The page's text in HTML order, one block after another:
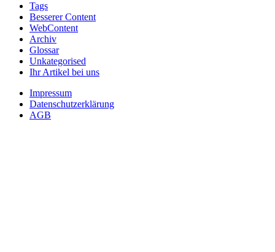
Tags
Besserer Content
WebContent
Archiv
Glossar
Unkategorised
Ihr Artikel bei uns
Impressum
Datenschutzerklärung
AGB